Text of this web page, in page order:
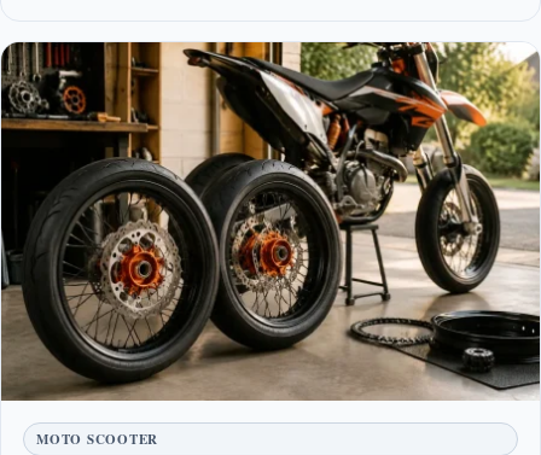
MOTO SCOOTER